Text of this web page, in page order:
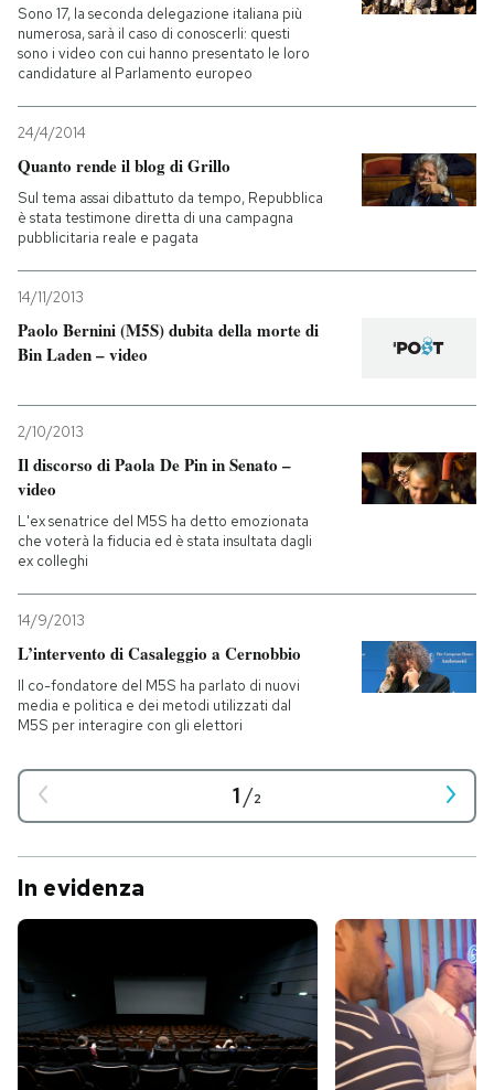
Sono 17, la seconda delegazione italiana più
numerosa, sarà il caso di conoscerli: questi
sono i video con cui hanno presentato le loro
candidature al Parlamento europeo
24/4/2014
Quanto rende il blog di Grillo
Sul tema assai dibattuto da tempo, Repubblica
è stata testimone diretta di una campagna
pubblicitaria reale e pagata
14/11/2013
Paolo Bernini (M5S) dubita della morte di
Bin Laden – video
2/10/2013
Il discorso di Paola De Pin in Senato –
video
L'ex senatrice del M5S ha detto emozionata
che voterà la fiducia ed è stata insultata dagli
ex colleghi
14/9/2013
L’intervento di Casaleggio a Cernobbio
Il co-fondatore del M5S ha parlato di nuovi
media e politica e dei metodi utilizzati dal
M5S per interagire con gli elettori
1/2
In evidenza